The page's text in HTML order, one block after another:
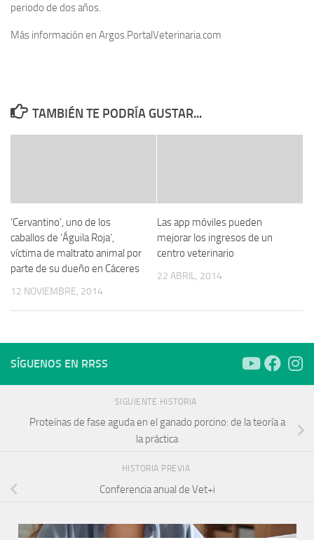
periodo de dos años.
Más información en Argos.PortalVeterinaria.com
TAMBIÉN TE PODRÍA GUSTAR...
‘Cervantino’, uno de los
caballos de ‘Águila Roja’,
víctima de maltrato animal por
parte de su dueño en Cáceres
12 NOVIEMBRE, 2014
Las app móviles pueden
mejorar los ingresos de un
centro veterinario
22 ABRIL, 2014
SÍGUENOS EN RRSS
SIGUIENTE HISTORIA
Proteínas de fase aguda en el ganado porcino: de la teoría a
la práctica
HISTORIA PREVIA
Conferencia anual de Vet+i